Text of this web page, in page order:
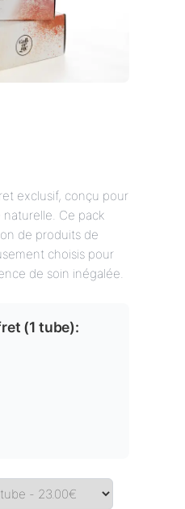
exclusif, conçu pour
Ce pack
de produits de
choisis pour
de soin inégalée.
(1 tube):